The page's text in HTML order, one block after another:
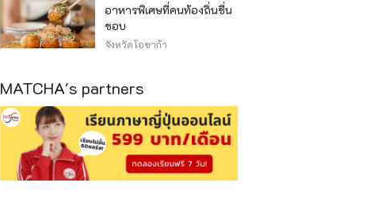
อาหารพิเศษที่คนท้องถิ่นชื่น
ชอบ
จังหวัดโอซาก้า
MATCHA's partners